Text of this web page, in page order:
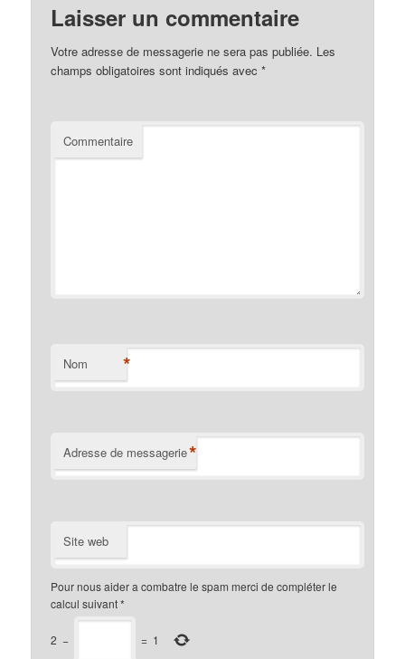
Laisser un commentaire
Votre adresse de messagerie ne sera pas publiée. Les
champs obligatoires sont indiqués avec*
Commentaire
Nom *
Adresse de messagerie*
Site web
Pour nous aider a combatre le spam merci de compléter le
calcul suivant*
2 − = 1